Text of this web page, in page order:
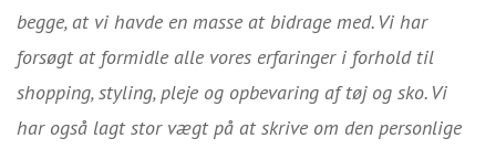
begge, at vi havde en masse at bidrage med. Vi har
forsøgt at formidle alle vores erfaringer i forhold til
shopping, styling, pleje og opbevaring af tøj og sko. Vi
har også lagt stor vægt på at skrive om den personlige